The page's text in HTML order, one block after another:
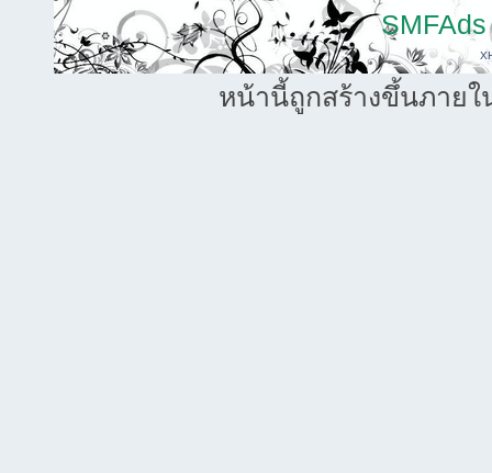
SMFAds
หน้านี้ถูกสร้างขึ้นภายใ